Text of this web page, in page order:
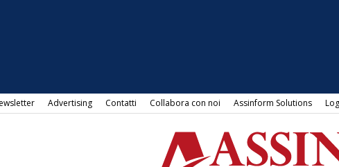
Advertising Contatti Collabora con noi Assinform Solutions